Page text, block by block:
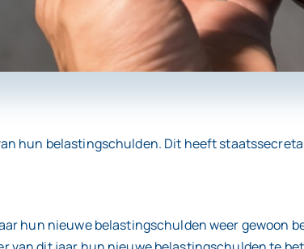
hun belastingschulden. Dit heeft
hun nieuwe belastingschulden weer gewoon